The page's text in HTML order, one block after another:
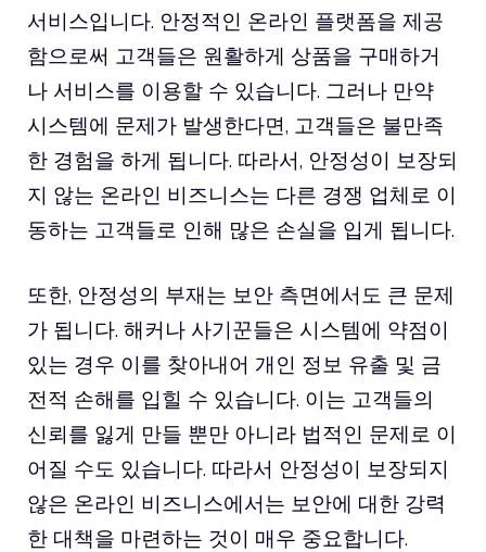
서비스입니다. 안정적인 온라인 플랫폼을 제공
함으로써 고객들은 원활하게 상품을 구매하거
나 서비스를 이용할 수 있습니다. 그러나 만약
시스템에 문제가 발생한다면, 고객들은 불만족
한 경험을 하게 됩니다. 따라서, 안정성이 보장되
지 않는 온라인 비즈니스는 다른 경쟁 업체로 이
동하는 고객들로 인해 많은 손실을 입게 됩니다.
또한, 안정성의 부재는 보안 측면에서도 큰 문제
가 됩니다. 해커나 사기꾼들은 시스템에 약점이
있는 경우 이를 찾아내어 개인 정보 유출 및 금
전적 손해를 입힐 수 있습니다. 이는 고객들의
신뢰를 잃게 만들 뿐만 아니라 법적인 문제로 이
어질 수도 있습니다. 따라서 안정성이 보장되지
않은 온라인 비즈니스에서는 보안에 대한 강력
한 대책을 마련하는 것이 매우 중요합니다.